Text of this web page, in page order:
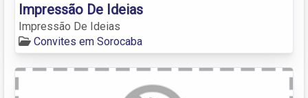
Impressão De Ideias
Impressão De Ideias
Convites em Sorocaba